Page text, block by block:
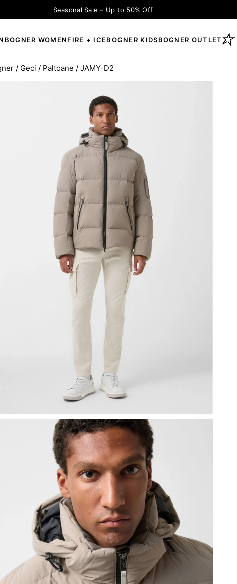
Seasonal Sale – Up to 50% Off
BOGNER WOMENFIRE + ICEBOGNER KIDSBOGNER OUTLET
CAUTĂ ×
/ Geci / Paltoane / JAMY-D2